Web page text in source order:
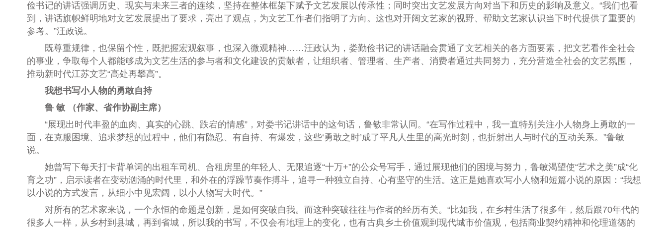
俭书记的讲话强调历史、现实与未来三者的连续，坚持在整体框架下赋予文艺发展以传承性；同时突出文艺发展方向对当下和历史的影响及意义。“我们也看
到，讲话旗帜鲜明地对文艺发展提出了要求，亮出了观点，为文艺工作者们指明了方向。这也对开阔文艺家的视野、帮助文艺家认识当下时代提供了重要的
参考。”汪政说。
既尊重规律，也保留个性，既把握宏观叙事，也深入微观精神……汪政认为，娄勤俭书记的讲话融会贯通了文艺相关的各方面要素，把文艺看作全社会
的事业，争取每个人都能够成为文艺生活的参与者和文化建设的贡献者，让组织者、管理者、生产者、消费者通过共同努力，充分营造全社会的文艺氛围，
推动新时代江苏文艺“高处再攀高”。
我想书写小人物的勇敢自持
鲁 敏 （作家、省作协副主席）
“展现出时代丰盈的血肉、真实的心跳、跌宕的情感”，对娄书记讲话中的这句话，鲁敏非常认同。“在写作过程中，我一直特别关注小人物身上勇敢的一
面，在克服困境、追求梦想的过程中，他们有隐忍、有自持、有爆发，这些‘勇敢之时’成了平凡人生里的高光时刻，也折射出人与时代的互动关系。”鲁敏
说。
她曾写下每天打卡背单词的出租车司机、合租房里的年轻人、无限追逐“十万+”的公众号写手，通过展现他们的困境与努力，鲁敏渴望使“艺术之美”成“化
育之功”，启示读者在变动汹涌的时代里，和外在的浮躁节奏作搏斗，追寻一种独立自持、心有坚守的生活。这正是她喜欢写小人物和短篇小说的原因：“我想
以小说的方式发言，从细小中见宏阔，以小人物写大时代。”
对所有的艺术家来说，一个永恒的命题是创新，是如何突破自我。而这种突破往往与作者的经历有关。“比如我，在乡村生活了很多年，然后跟70年代的
很多人一样，从乡村到县城，再到省城，所以我的书写，不仅会有地理上的变化，也有古典乡土价值观到现代城市价值观，包括商业契约精神和伦理道德的